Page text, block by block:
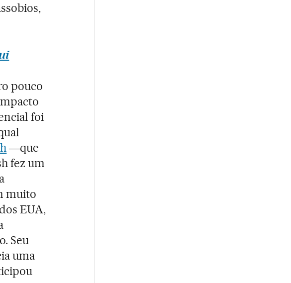
pouco
foi
―que
fez um
muito
EUA,
Seu
uma